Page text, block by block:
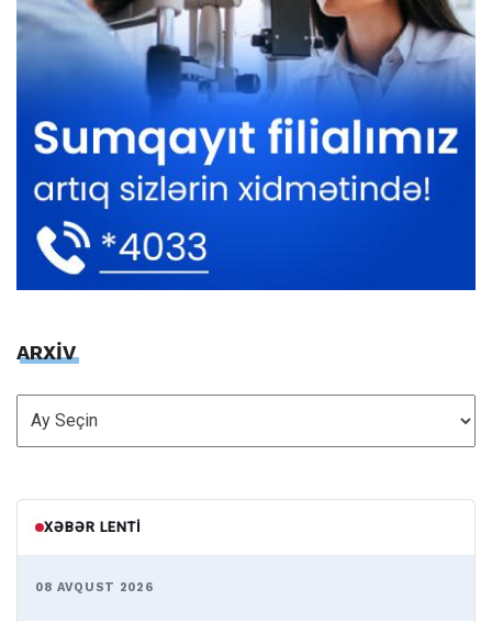
ARXİV
ARXİV
XƏBƏR LENTI
08 AVQUST 2026